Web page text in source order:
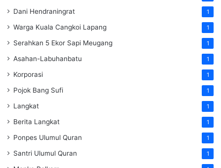
Dani Hendraningrat 1
Warga Kuala Cangkoi Lapang 1
Serahkan 5 Ekor Sapi Meugang 1
Asahan-Labuhanbatu 1
Korporasi 1
Pojok Bang Sufi 1
Langkat 1
Berita Langkat 1
Ponpes Ulumul Quran 1
Santri Ulumul Quran 1